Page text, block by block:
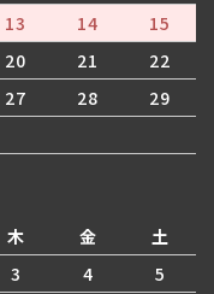
13 14
15
20 21
22
27 28
29
木 金
土
3 4
5